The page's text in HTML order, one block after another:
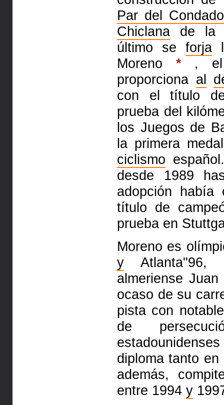
Par del Condado
Chiclana de la
último se forja
Moreno *, el
proporciona al
con el título
prueba del
los Juegos de
la primera
ciclismo
desde 1989
adopción
título de
prueba en
Moreno es
y Atlanta"96,
almeriense
ocaso de su
pista con
de
diploma tanto
además,
entre 1994 y